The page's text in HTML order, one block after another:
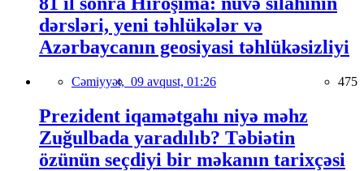
dərsləri, yeni təhlükələr və
Azərbaycanın geosiyasi təhlükəsizliyi
Cəmiyyət, 09 avqust, 01:26 475
Prezident iqamətgahı niyə məhz
Zuğulbada yaradılıb? Təbiətin
özünün seçdiyi bir məkanın tarixçəsi